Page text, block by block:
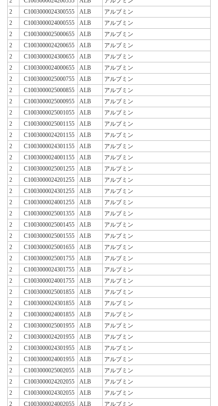
2
C1003000024300555 ALB
アルブミン
2
C1003000024000555 ALB
アルブミン
2
C1003000025000655 ALB
アルブミン
2
C1003000024200655 ALB
アルブミン
2
C1003000024300655 ALB
アルブミン
2
C1003000024000655 ALB
アルブミン
2
C1003000025000755 ALB
アルブミン
2
C1003000025000855 ALB
アルブミン
2
C1003000025000955 ALB
アルブミン
2
C1003000025001055 ALB
アルブミン
2
C1003000025001155 ALB
アルブミン
2
C1003000024201155 ALB
アルブミン
2
C1003000024301155 ALB
アルブミン
2
C1003000024001155 ALB
アルブミン
2
C1003000025001255 ALB
アルブミン
2
C1003000024201255 ALB
アルブミン
2
C1003000024301255 ALB
アルブミン
2
C1003000024001255 ALB
アルブミン
2
C1003000025001355 ALB
アルブミン
2
C1003000025001455 ALB
アルブミン
2
C1003000025001555 ALB
アルブミン
2
C1003000025001655 ALB
アルブミン
2
C1003000025001755 ALB
アルブミン
2
C1003000024301755 ALB
アルブミン
2
C1003000024001755 ALB
アルブミン
2
C1003000025001855 ALB
アルブミン
2
C1003000024301855 ALB
アルブミン
2
C1003000024001855 ALB
アルブミン
2
C1003000025001955 ALB
アルブミン
2
C1003000024201955 ALB
アルブミン
2
C1003000024301955 ALB
アルブミン
2
C1003000024001955 ALB
アルブミン
2
C1003000025002055 ALB
アルブミン
2
C1003000024202055 ALB
アルブミン
2
C1003000024302055 ALB
アルブミン
2
C1003000024002055 ALB アルブミン